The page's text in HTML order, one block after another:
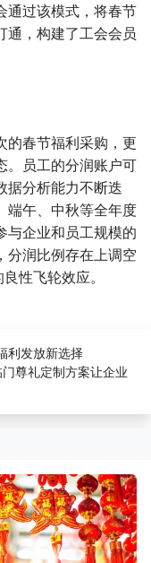
通过该模式，将春节
通，构建了工会会员
的春节福利采购，更
。员工的分润账户可
据分析能力不断迭
端午、中秋等全年度
与企业和员工规模的
分润比例存在上调空
性飞轮效应。
利发放新选择
尊礼定制方案让企业